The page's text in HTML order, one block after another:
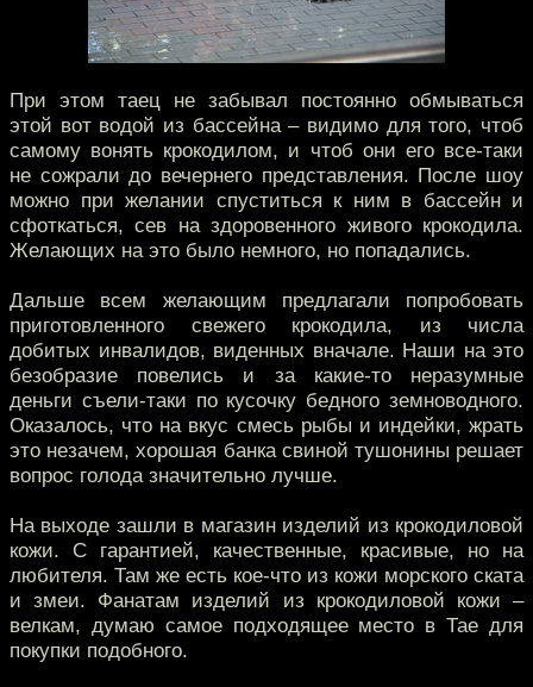
При этом таец не забывал постоянно обмываться
этой вот водой из бассейна – видимо для того, чтоб
самому вонять крокодилом, и чтоб они его все-таки
не сожрали до вечернего представления. После шоу
можно при желании спуститься к ним в бассейн и
сфоткаться, сев на здоровенного живого крокодила.
Желающих на это было немного, но попадались.
Дальше всем желающим предлагали попробовать
приготовленного свежего крокодила, из числа
добитых инвалидов, виденных вначале. Наши на это
безобразие повелись и за какие-то неразумные
деньги съели-таки по кусочку бедного земноводного.
Оказалось, что на вкус смесь рыбы и индейки, жрать
это незачем, хорошая банка свиной тушонины решает
вопрос голода значительно лучше.
На выходе зашли в магазин изделий из крокодиловой
кожи. С гарантией, качественные, красивые, но на
любителя. Там же есть кое-что из кожи морского ската
и змеи. Фанатам изделий из крокодиловой кожи –
велкам, думаю самое подходящее место в Тае для
покупки подобного.